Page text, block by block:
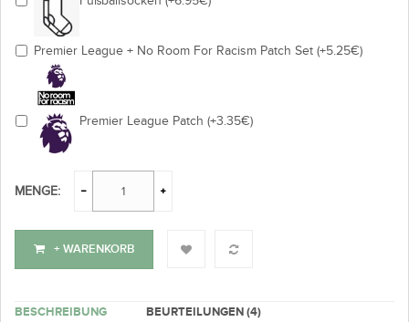
Premier League + No Room For Racism Patch Set (+5.25€)
Premier League Patch (+3.35€)
MENGE:
+ WARENKORB
BESCHREIBUNG BEURTEILUNGEN (4)